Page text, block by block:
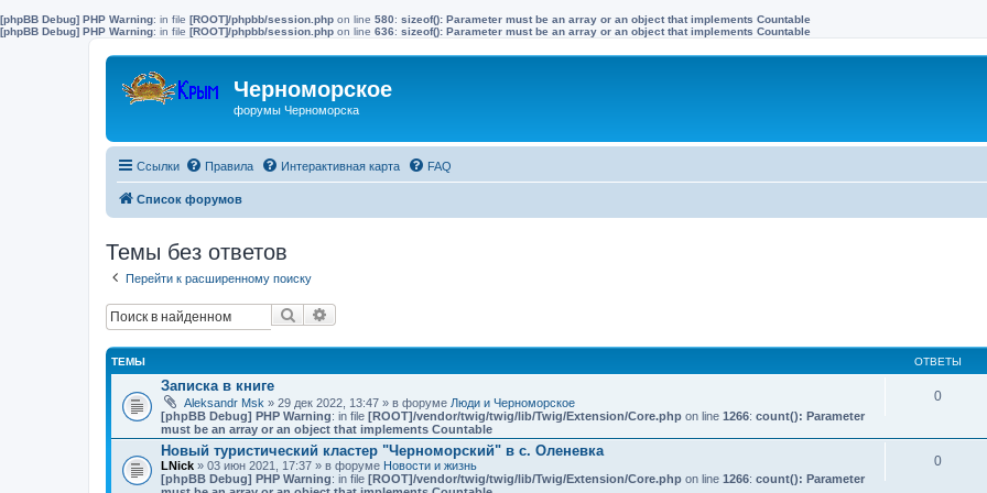
[phpBB Debug] PHP Warning: in file [ROOT]/phpbb/session.php on line 580: sizeof(): Parameter must be an array or an object that implements Countable
[phpBB Debug] PHP Warning: in file [ROOT]/phpbb/session.php on line 636: sizeof(): Parameter must be an array or an object that implements Countable
Черноморское
форумы Черноморска
Ссылки Правила Интерактивная карта FAQ
Список форумов
Темы без ответов
Перейти к расширенному поиску
Поиск
ТЕМЫ ОТВЕТЫ
Записка в книге
Aleksandr Msk » 29 дек 2022, 13:47 » в форуме Люди и Черноморское
[phpBB Debug] PHP Warning: in file [ROOT]/vendor/twig/twig/lib/Twig/Extension/Core.php on line 1266: count(): Parameter
must be an array or an object that implements Countable
0
Новый туристический кластер "Черноморский" в с. Оленевка
LNick » 03 июн 2021, 17:37 » в форуме Новости и жизнь
[phpBB Debug] PHP Warning: in file [ROOT]/vendor/twig/twig/lib/Twig/Extension/Core.php on line 1266: count(): Parameter
0